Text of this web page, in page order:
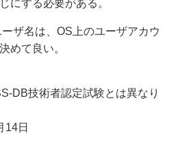
にする必要がある。
ザ名は、OS上のユーザアカウ
めて良い。
DB技術者認定試験とは異なり
14日